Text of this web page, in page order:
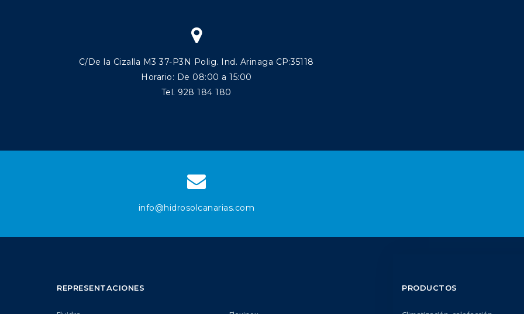
C/De la Cizalla M3 37-P3N Polig. Ind. Arinaga CP:35118
Horario: De 08:00 a 15:00
Tel. 928 184 180
info@hidrosolcanarias.com
REPRESENTACIONES PRODUCTOS